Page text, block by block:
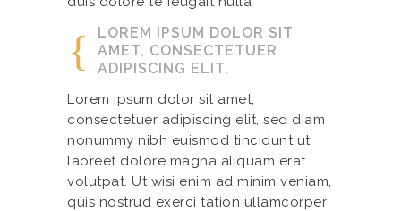
LOREM IPSUM DOLOR SIT
AMET, CONSECTETUER
ADIPISCING ELIT.
Lorem ipsum dolor sit amet,
consectetuer adipiscing elit, sed diam
nonummy nibh euismod tincidunt ut
laoreet dolore magna aliquam erat
volutpat. Ut wisi enim ad minim veniam,
quis nostrud exerci tation ullamcorper